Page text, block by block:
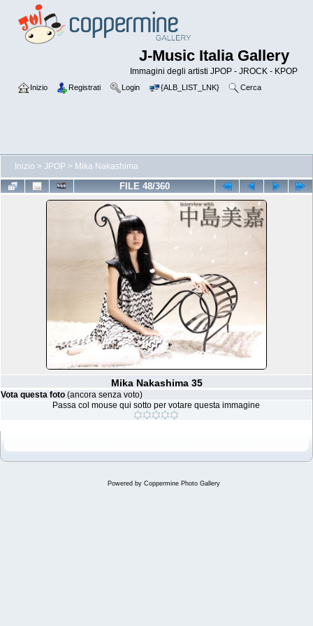
J-Music Italia Gallery
Immagini degli artisti JPOP - JROCK - KPOP
Inizio Registrati Login {ALB_LIST_LNK} Cerca
Inizio > JPOP > Mika Nakashima
FILE 48/360
Mika Nakashima 35
Vota questa foto (ancora senza voto)
Passa col mouse qui sotto per votare questa immagine
Powered by Coppermine Photo Gallery